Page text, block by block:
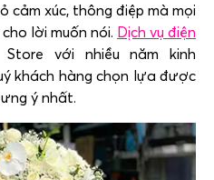
xúc, thông điệp mà mọi
lời muốn nói. Dịch vụ điện
Store với nhiều năm kinh
khách hàng chọn lựa được
ý nhất.